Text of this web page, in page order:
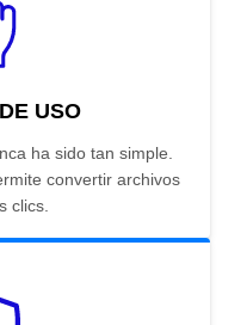
USO
ha sido tan simple.
convertir archivos
clics.